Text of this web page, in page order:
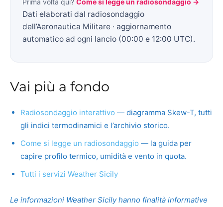
Dati elaborati dal radiosondaggio
dell’Aeronautica Militare · aggiornamento
automatico ad ogni lancio (00:00 e 12:00 UTC).
Vai più a fondo
Radiosondaggio interattivo — diagramma Skew-T, tutti
gli indici termodinamici e l’archivio storico.
Come si legge un radiosondaggio — la guida per
capire profilo termico, umidità e vento in quota.
Tutti i servizi Weather Sicily
Le informazioni Weather Sicily hanno finalità informative